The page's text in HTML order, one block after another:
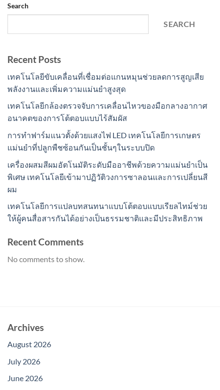
Search
SEARCH
Recent Posts
เทคโนโลยีขับเคลื่อนที่เชื่อมต่อแกนหมุนช่วยลดการสูญเสีย
พลังงานและเพิ่มความแม่นยำสูงสุด
เทคโนโลยีกล้องตรวจจับการเคลื่อนไหวของมือกลางอากาศ
อนาคตของการโต้ตอบแบบไร้สัมผัส
การทำฟาร์มแนวตั้งด้วยแสงไฟ LED เทคโนโลยีการเกษตร
แม่นยำที่ปลูกพืชซ้อนกันเป็นชั้นๆในระบบปิด
เครื่องผสมสีผมอัตโนมัติระดับมืออาชีพด้วยความแม่นยำเป็น
พิเศษ เทคโนโลยีเข้ามาปฏิวัติวงการซาลอนและการเปลี่ยนสี
ผม
เทคโนโลยีการแปลบทสนทนาแบบโต้ตอบแบบเรียลไทม์ช่วย
ให้ผู้คนสื่อสารกันได้อย่างเป็นธรรมชาติและมีประสิทธิภาพ
Recent Comments
No comments to show.
Archives
August 2026
July 2026
June 2026